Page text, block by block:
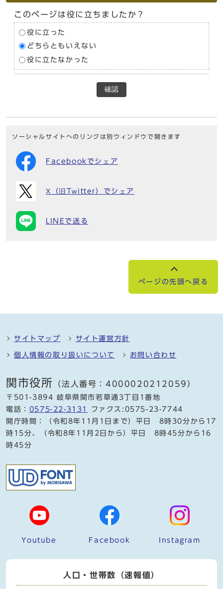
このページは役に立ちましたか？
役に立った
どちらともいえない
役に立たなかった
確認
ソーシャルサイトへのリンクは別ウィンドウで開きます
Facebookでシェア
X（旧Twitter）でシェア
LINEで送る
ページの先頭へ戻る
サイトマップ サイト運営方針
個人情報の取り扱いについて お問い合わせ
関市役所 （法人番号：4000020212059）
〒501-3894 岐阜県関市若草通3丁目1番地
電話： 0575-22-3131
ファクス:0575-23-7744
開庁時間：（令和8年11月1日まで）平日 8時30分から17
時15分、（令和8年11月2日から）平日 8時45分から16
時45分
Youtube Facebook Instagram
人口・世帯数（速報値）